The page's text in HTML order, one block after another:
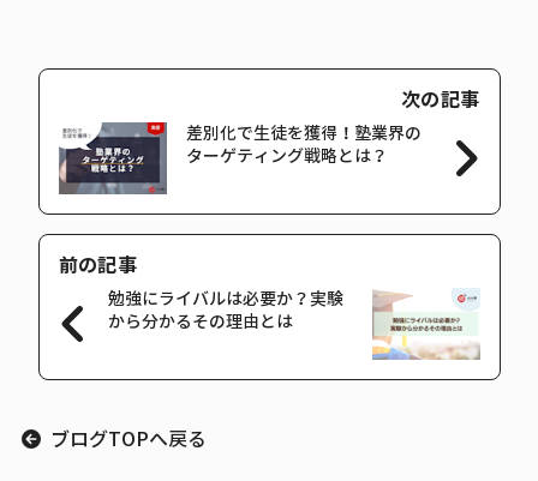
前の記事
勉強にライバルは必要か？実験
から分かるその理由とは
次の記事
差別化で生徒を獲得！塾業界の
ターゲティング戦略とは？
ブログTOPへ戻る